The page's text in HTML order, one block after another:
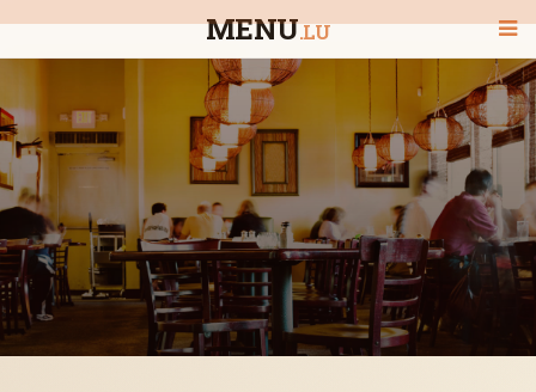
MENU.LU
BIENVENUE
TOUS LES RESTAURANTS
RECHERCHER UN RESTAURANT